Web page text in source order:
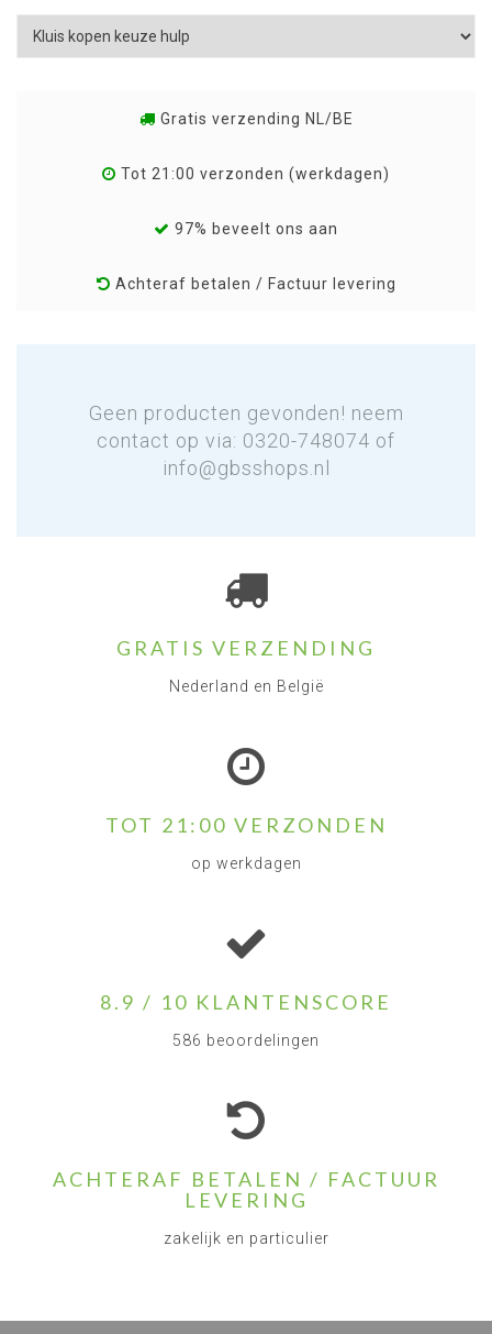
Gratis verzending NL/BE
Tot 21:00 verzonden (werkdagen)
97% beveelt ons aan
Achteraf betalen / Factuur levering
Geen producten gevonden! neem
contact op via: 0320-748074 of
info@gbsshops.nl
GRATIS VERZENDING
Nederland en België
TOT 21:00 VERZONDEN
op werkdagen
8.9 / 10 KLANTENSCORE
586 beoordelingen
ACHTERAF BETALEN / FACTUUR
LEVERING
zakelijk en particulier